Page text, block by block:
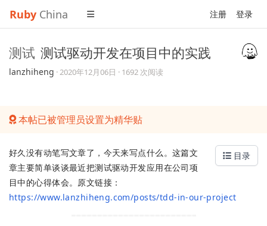
Ruby China 注册 登录
测试 测试驱动开发在项目中的实践
lanzhiheng ·2020年12月06日 · 1692 次阅读
本帖已被管理员设置为精华贴
目录
好久没有动笔写文章了，今天来写点什么。这篇文
章主要简单谈谈最近把测试驱动开发应用在公司项
目中的心得体会。原文链接：
https://www.lanzhiheng.com/posts/tdd-in-our-project